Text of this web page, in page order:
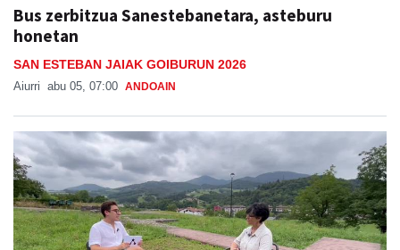
Bus zerbitzua Sanestebanetara, asteburu
honetan
SAN ESTEBAN JAIAK GOIBURUN 2026
Aiurri abu 05, 07:00 ANDOAIN